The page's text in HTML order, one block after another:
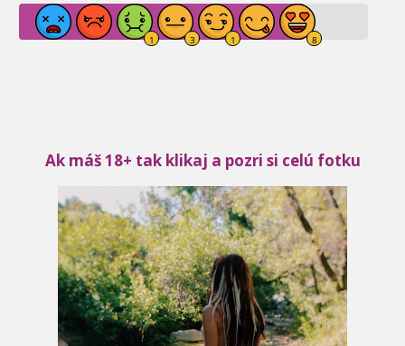
Ak máš 18+ tak klikaj a pozri si celú fotku